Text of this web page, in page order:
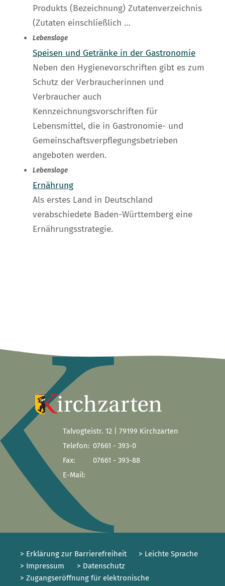
Produkts (Bezeichnung) Zutatenverzeichnis
(Zutaten einschließlich …
Lebenslage
Speisen und Getränke in der Gastronomie
Neben den Hygienevorschriften gibt es zum
Schutz der Verbraucherinnen und
Verbraucher auch
Kennzeichnungsvorschriften für
Lebensmittel, die in Gastronomie- und
Gemeinschaftsverpflegungsbetrieben
angeboten werden.
Lebenslage
Ernährung
Als erstes Land in Deutschland
verabschiedete Baden-Württemberg eine
Ernährungsstrategie.
Talvogteistr. 12 | 79199 Kirchzarten
Telefon: 07661 - 393-0
Fax:
07661 - 393-88
E-Mail:
> Erklärung zur Barrierefreiheit
> Leichte Sprache
> Impressum
> Datenschutz
> Zugangseröffnung für elektronische